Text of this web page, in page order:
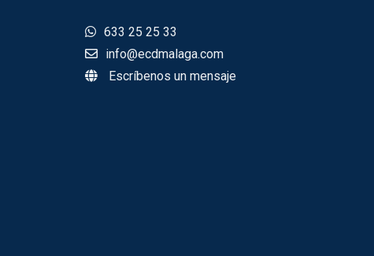
633 25 25 33
info@ecdmalaga.com
Escríbenos un mensaje